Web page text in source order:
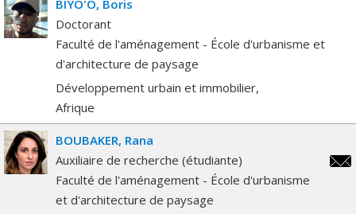
BIYO'O Boris
Doctorant
Faculté de l'aménagement - École d'urbanisme et
d'architecture de paysage
Développement urbain et immobilier
Afrique
BOUBAKER Rana
Auxiliaire de recherche (étudiante)
Faculté de l'aménagement - École d'urbanisme
et d'architecture de paysage